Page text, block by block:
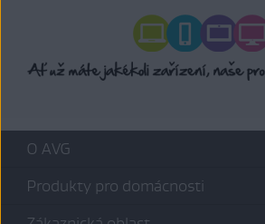
O AVG
Produkty pro domácnosti